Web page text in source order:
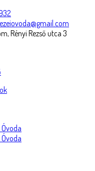
Rényi Rezső utca 3